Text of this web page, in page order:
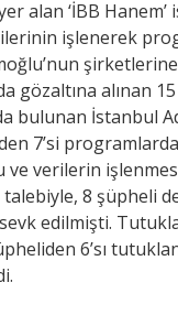
alan ‘İBB
işlenerek
gözaltına alınan
bulunan İstanbul
7’si
ve verilerin
8 şüpheli
edilmişti.
6’sı